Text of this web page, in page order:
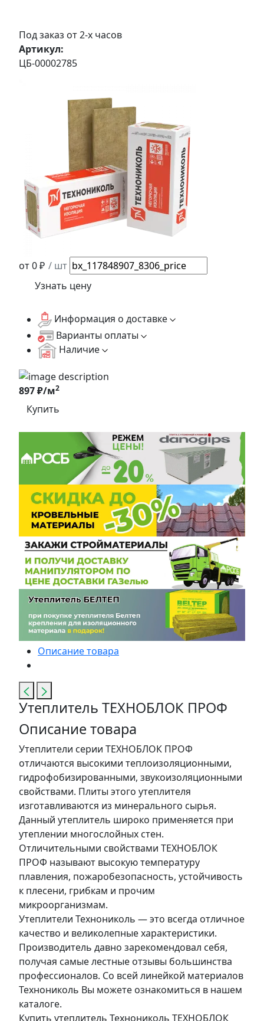
Под заказ от 2-х часов
Артикул:
ЦБ-00002785
от 0 ₽ / шт
Узнать цену
Информация о доставке
Варианты оплаты
Наличие
897 ₽/м2
Купить
Описание товара
Утеплитель ТЕХНОБЛОК ПРОФ
Описание товара
Утеплители серии ТЕХНОБЛОК ПРОФ
отличаются высокими теплоизоляционными,
гидрофобизированными, звукоизоляционными
свойствами. Плиты этого утеплителя
изготавливаются из минерального сырья.
Данный утеплитель широко применяется при
утеплении многослойных стен.
Отличительными свойствами ТЕХНОБЛОК
ПРОФ называют высокую температуру
плавления, пожаробезопасность, устойчивость
к плесени, грибкам и прочим
микроорганизмам.
Утеплители Технониколь — это всегда отличное
качество и великолепные характеристики.
Производитель давно зарекомендовал себя,
получая самые лестные отзывы большинства
профессионалов. Со всей линейкой материалов
Технониколь Вы можете ознакомиться в нашем
каталоге.
Купить утеплитель Технониколь ТЕХНОБЛОК